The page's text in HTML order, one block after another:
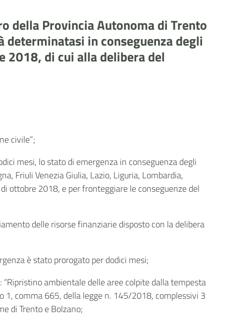
della Provincia Autonoma di Trento
in conseguenza degli
di cui alla delibera del
civile”;
mesi, lo stato di emergenza in conseguenza degli
Friuli Venezia Giulia, Lazio, Liguria, Lombardia,
ottobre 2018, e per fronteggiare le conseguenze del
delle risorse finanziarie disposto con la delibera
è stato prorogato per dodici mesi;
ambientale delle aree colpite dalla tempesta
1, comma 665, della legge n. 145/2018, complessivi 3
di Trento e Bolzano;